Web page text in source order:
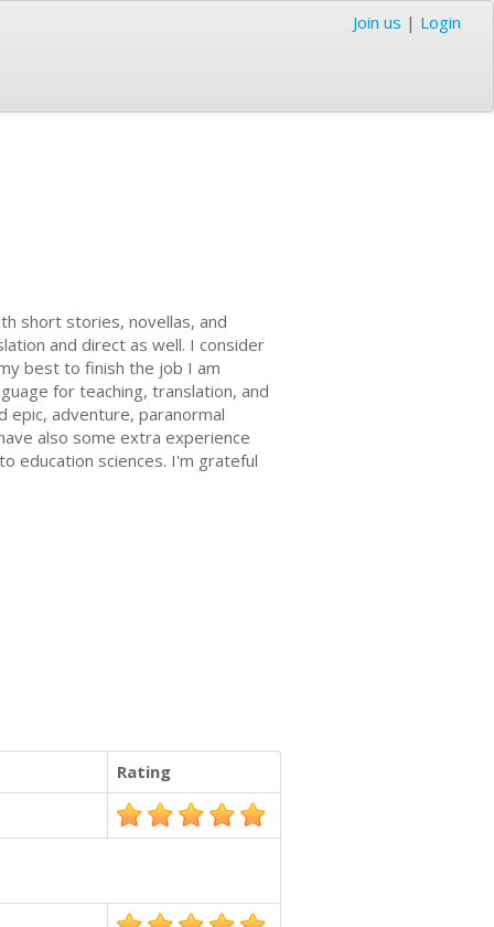
Join us | Login
short stories, novellas, and
and direct as well. I consider
best to finish the job I am
for teaching, translation, and
epic, adventure, paranormal
also some extra experience
education sciences. I'm grateful
Rating